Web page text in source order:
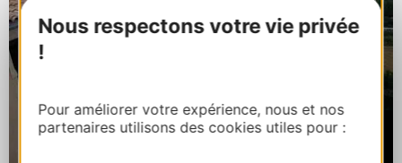
Nous respectons votre vie privée
!
Pour améliorer votre expérience, nous et nos
partenaires utilisons des cookies utiles pour :
À partir de